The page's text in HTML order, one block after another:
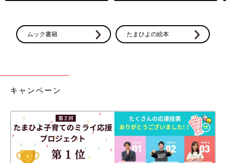
ムック書籍 たまひよの絵本
キャンペーン